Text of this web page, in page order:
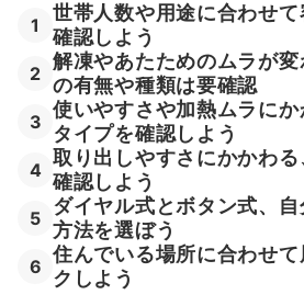
1
世帯人数や用途に合わせ
確認しよう
2
解凍やあたためのムラが
の有無や種類は要確認
3
使いやすさや加熱ムラに
タイプを確認しよう
4
取り出しやすさにかかわ
確認しよう
5
ダイヤル式とボタン式、
方法を選ぼう
6
住んでいる場所に合わせ
クしよう